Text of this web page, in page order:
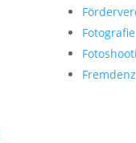
Fotografie